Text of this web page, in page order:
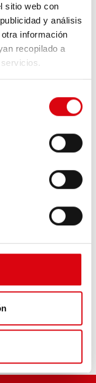
sitio web con
y análisis
información
recopilado a
idéntica y una
de capacidad
para disfrutar de